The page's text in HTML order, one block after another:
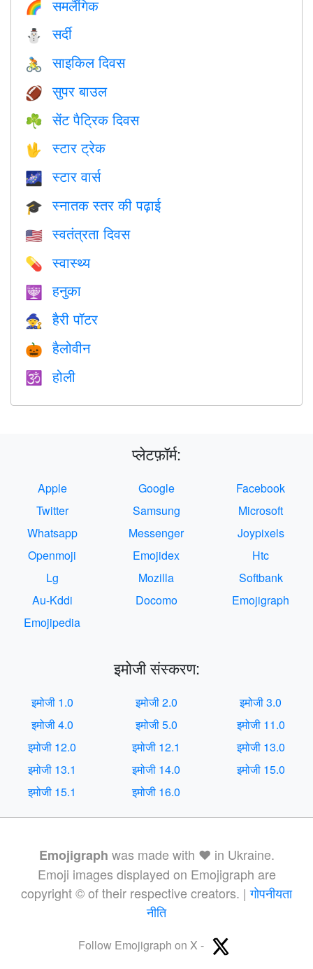
🌈 समलैंगिक
⛄ सर्दी
🚴 साइकिल दिवस
🏈 सुपर बाउल
☘️ सेंट पैट्रिक दिवस
🖖 स्टार ट्रेक
🌌 स्टार वार्स
🎓 स्नातक स्तर की पढ़ाई
🇺🇸 स्वतंत्रता दिवस
💊 स्वास्थ्य
🕎 हनुका
🧙 हैरी पॉटर
🎃 हैलोवीन
🕉 होली
प्लेटफ़ॉर्म:
Apple Google
Facebook
Twitter
Samsung
Microsoft
Whatsapp
Messenger
Joypixels
Openmoji
Emojidex
Htc
Lg
Mozilla
Softbank
Au-Kddi
Docomo
Emojigraph
Emojipedia
इमोजी संस्करण:
इमोजी 1.0 इमोजी 2.0
इमोजी 3.0
इमोजी 4.0
इमोजी 5.0
इमोजी 11.0
इमोजी 12.0
इमोजी 12.1
इमोजी 13.0
इमोजी 13.1
इमोजी 14.0
इमोजी 15.0
इमोजी 15.1
इमोजी 16.0
Emojigraph was made with ❤️ in Ukraine.
Emoji images displayed on Emojigraph are
copyright © of their respective creators. |गोपनीयता
नीति
Follow Emojigraph on X -